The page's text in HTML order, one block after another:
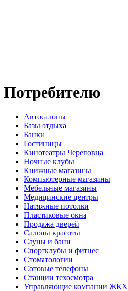
Потребителю
Автосалоны
Базы отдыха
Банки
Гостиницы
Кинотеатры Череповца
Ночные клубы
Книжные магазины
Компьютерные магазины
Мебельные магазины
Медицинские центры
Натяжные потолки
Пластиковые окна
Продажа дверей
Салоны красоты
Сауны и бани
Спортклубы и фитнес
Стоматологии
Сотовые телефоны
Станции техосмотра
Управляющие компании ЖКХ